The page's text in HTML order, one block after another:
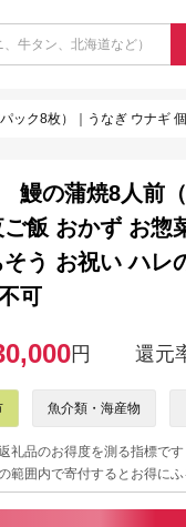
ギ 個包装 小分け 晩ご飯 夜ご飯 おかず お惣
の蒲焼8人前
ご飯 おかず お惣
う お祝い ハ
可
円 還元
魚介類・海産物
礼品のお得度を測る指標です
範囲内で寄付するとお得に